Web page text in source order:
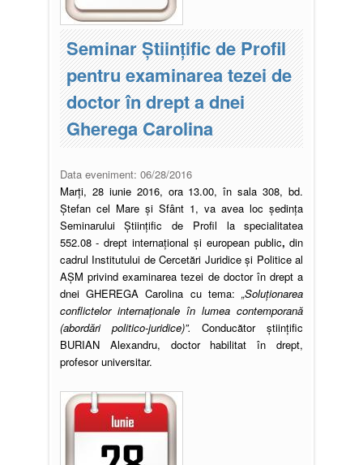
Seminar Științific de Profil
pentru examinarea tezei de
doctor în drept a dnei
Gherega Carolina
Data eveniment: 06/28/2016
Marți, 28 iunie 2016, ora 13.00, în sala 308, bd.
Ștefan cel Mare și Sfânt 1, va avea loc şedinţa
Seminarului Ştiinţific de Profil la specialitatea
552.08 - drept internaţional şi european public,din
cadrul Institutului de Cercetări Juridice şi Politice al
AŞM privind examinarea tezei de doctor în drept a
dnei GHEREGA Carolina cu tema:„Soluţionarea
conflictelor internaţionale în lumea contemporană
(abordări politico-juridice)”.Conducător ştiinţific
BURIAN Alexandru, doctor habilitat în drept,
profesor universitar.